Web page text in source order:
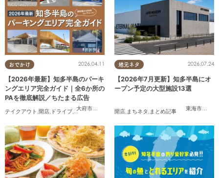
おでかけ
大府市
,阿久比町,美浜町
2026.04.11
【2026年最新】知多半島のパーキ
ングエリア完全ガイド｜全6か所の
PAを徹底解説／ちたまる広告
テイクアウト 開店 ドライブ 観光, ちたまる広告,夫婦, 家族,カップル,おひとりさま, 友人
地元ネタ
東海市
,大府
2026.07.24
【2026年7月更新】知多半島にオ
ープン予定の大型施設13選
開店 まちネタ まとめ記事